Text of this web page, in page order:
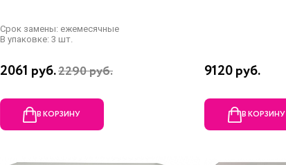
Срок замены: ежемесячные
В упаковке: 3 шт.
2061 руб.2290 руб.
В КОРЗИНУ
9120 руб.
В КОРЗИНУ